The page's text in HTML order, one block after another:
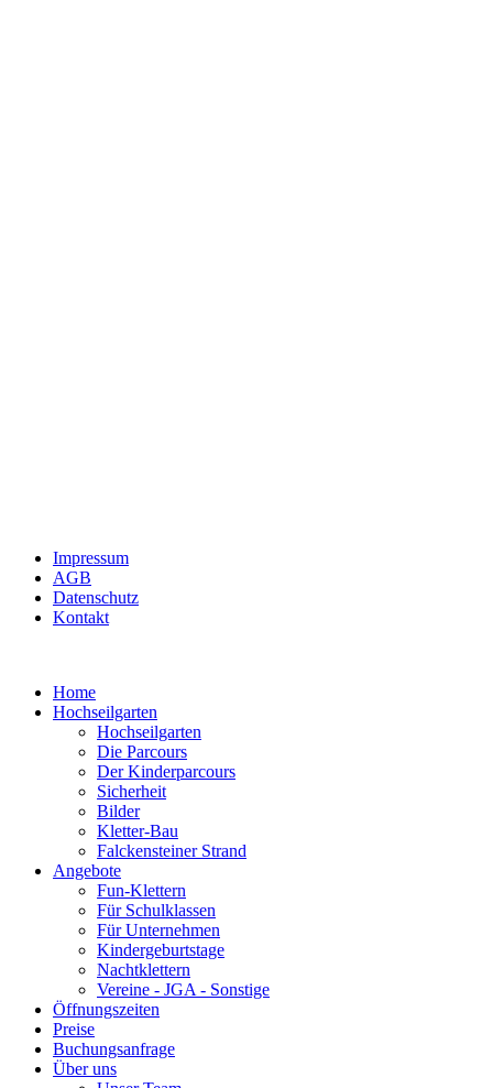
Impressum
AGB
Datenschutz
Kontakt
Home
Hochseilgarten
Hochseilgarten
Die Parcours
Der Kinderparcours
Sicherheit
Bilder
Kletter-Bau
Falckensteiner Strand
Angebote
Fun-Klettern
Für Schulklassen
Für Unternehmen
Kindergeburtstage
Nachtklettern
Vereine - JGA - Sonstige
Öffnungszeiten
Preise
Buchungsanfrage
Über uns